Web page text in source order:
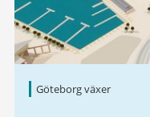
Göteborg växer